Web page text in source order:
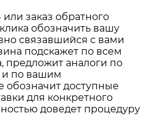
заказ обратного
обозначить вашу
связавшийся с вами
подскажет по всем
предложит аналоги по
по вашим
обозначит доступные
для конкретного
доведет процедуру